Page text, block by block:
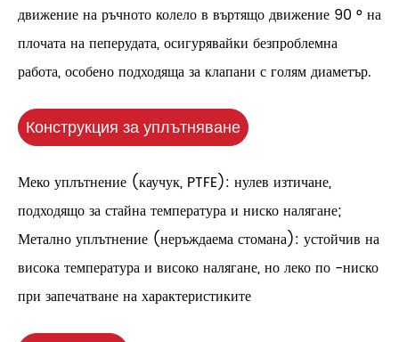
движение на ръчното колело в въртящо движение 90 ° на
плочата на пеперудата, осигурявайки безпроблемна
работа, особено подходяща за клапани с голям диаметър.
Конструкция за уплътняване
Меко уплътнение (каучук, PTFE): нулев изтичане,
подходящо за стайна температура и ниско налягане;
Метално уплътнение (неръждаема стомана): устойчив на
висока температура и високо налягане, но леко по -ниско
при запечатване на характеристиките